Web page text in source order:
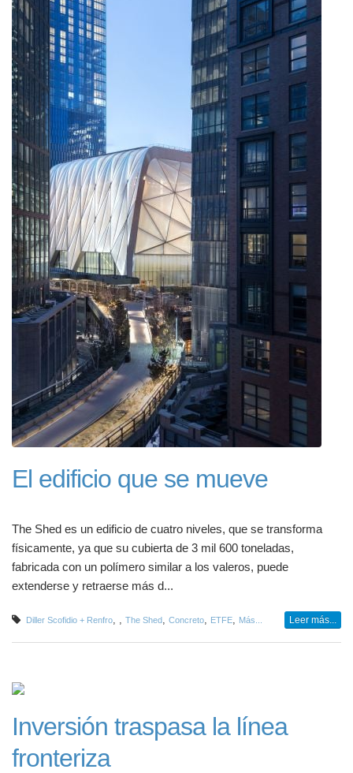
El edificio que se mueve
The Shed es un edificio de cuatro niveles, que se transforma
físicamente, ya que su cubierta de 3 mil 600 toneladas,
fabricada con un polímero similar a los valeros, puede
extenderse y retraerse más d...
Diller Scofidio + Renfro The Shed Concreto ETFE Más... Leer más...
Inversión traspasa la línea
fronteriza